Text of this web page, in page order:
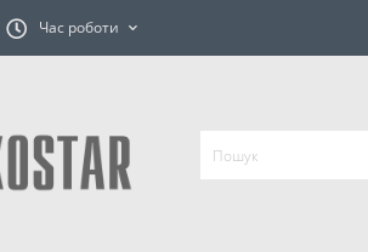
Час роботи